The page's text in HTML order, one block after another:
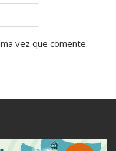
vez que comente.